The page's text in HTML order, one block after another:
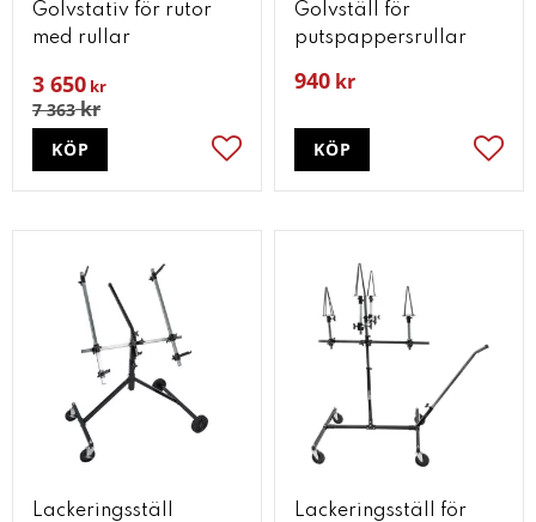
Golvstativ för rutor
med rullar
3 650 kr
7 363kr
Lägg till i favoriter
KÖP
Golvställ för
putspappersrullar
940 kr
KÖP
Lackeringsställ
Lackeringsställ för